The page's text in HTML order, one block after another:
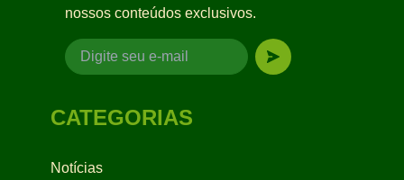
nossos conteúdos exclusivos.
CATEGORIAS
Notícias